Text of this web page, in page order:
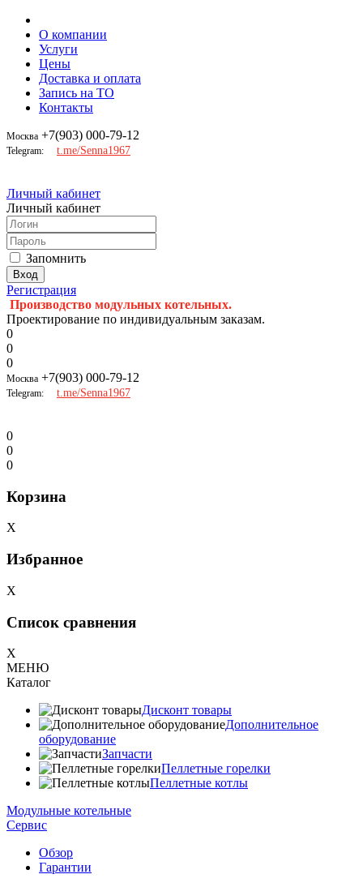
О компании
Услуги
Цены
Доставка и оплата
Запись на ТО
Контакты
Москва +7(903) 000-79-12
Telegram: t.me/Senna1967
Личный кабинет
Личный кабинет
Запомнить
Регистрация
Производство модульных котельных.
Проектирование по индивидуальным заказам.
0
0
0
Москва +7(903) 000-79-12
Telegram: t.me/Senna1967
0
0
0
Корзина
X
Избранное
X
Список сравнения
X
МЕНЮ
Каталог
Дисконт товары
Дополнительное
оборудование
Запчасти
Пеллетные горелки
Пеллетные котлы
Модульные котельные
Сервис
Обзор
Гарантии